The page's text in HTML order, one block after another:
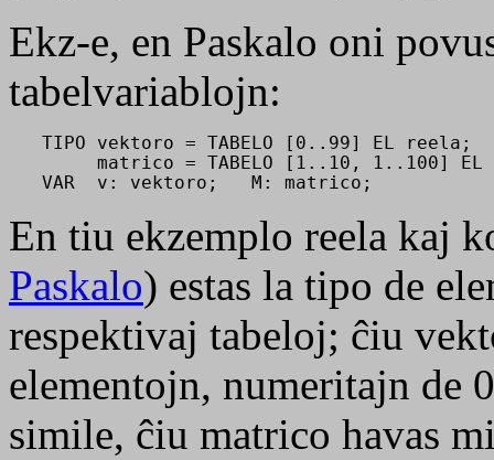
Ekz-e, en Paskalo oni
tabelvariablojn:
   TIPO vektoro = TABELO [0..99] EL reela;
matrico = TABELO [1..10, 1..100]
   VAR  v: vektoro;   M: matrico;
En tiu ekzemplo reela kaj
Paskalo) estas la tipo de
respektivaj tabeloj; ĉiu
elementojn, numeritajn de
simile, ĉiu matrico havas